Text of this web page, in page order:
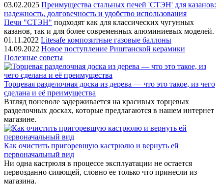
03.02.2025 Преимущества стальных печей 'СТЭН' для казанов:
надежность, долговечность и удобство использования
Печи "СТЭН" подходят как для классических чугунных
казанов, так и для более современных алюминиевых моделей.
01.11.2022 Litesafe композитные газовые баллоны
14.09.2022 Новое поступление Риштанской керамики
Полезные советы
Торцевая разделочная доска из дерева — что это такое, из чего
сделана и её преимущества
Взгляд поневоле задерживается на красивых торцевых
разделочных досках, которые предлагаются в нашем интернет
магазине.
Как очистить пригоревшую кастрюлю и вернуть ей
первоначальный вид
Ни одна кастрюля в процессе эксплуатации не остается
первозданно сияющей, словно ее только что принесли из
магазина.